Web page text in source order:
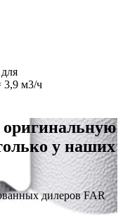
3,9 м3/ч
оригинальную
у наших
дилеров FAR